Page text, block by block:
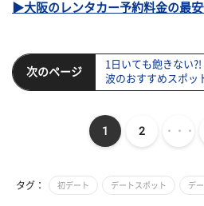
▶大阪のレンタカー予約料金の最
次のページ
1日いても飽きない
波のおすすめスポッ
1 2 ・・・
タグ： 初デート デートスポット デ